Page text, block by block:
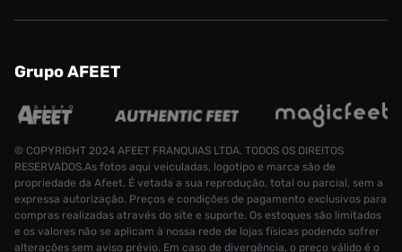
Grupo AFEET
© COPYRIGHT 2024 AFEET FRANQUIAS LTDA. TODOS OS DIREITOS
RESERVADOS.As fotos aqui veiculadas, logotipo e marca são de
propriedade da Afeet. É vetada a sua reprodução, total ou parcial, sem a
expressa autorização. Preços e condições de pagamento exclusivos para
compras realizadas através do site e suporte. Os estoques são limitados
e os valores não se aplicam à nossa rede de lojas físicas podendo sofrer
alterações sem aviso prévio. Em caso de divergência, o preço válido é o